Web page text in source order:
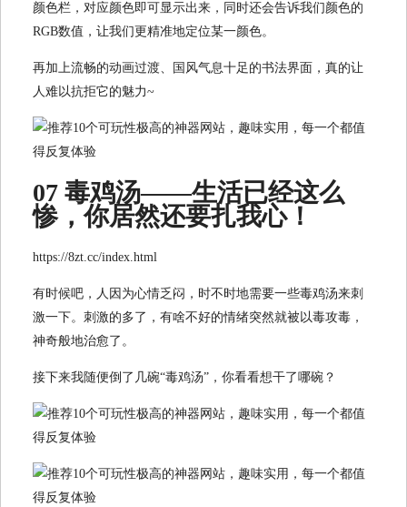
颜色栏，对应颜色即可显示出来，同时还会告诉我们颜色的
RGB数值，让我们更精准地定位某一颜色。
再加上流畅的动画过渡、国风气息十足的书法界面，真的让
人难以抗拒它的魅力~
07 毒鸡汤——生活已经这么
惨，你居然还要扎我心！
https://8zt.cc/index.html
有时候吧，人因为心情乏闷，时不时地需要一些毒鸡汤来刺
激一下。刺激的多了，有啥不好的情绪突然就被以毒攻毒，
神奇般地治愈了。
接下来我随便倒了几碗“毒鸡汤”，你看看想干了哪碗？